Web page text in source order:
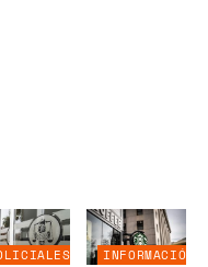
INFORMACIÓN